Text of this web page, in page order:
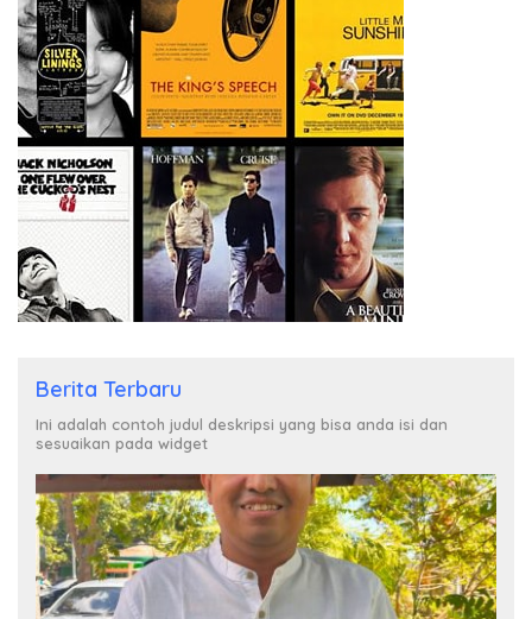
Berita Terbaru
Ini adalah contoh judul deskripsi yang bisa anda isi dan
sesuaikan pada widget